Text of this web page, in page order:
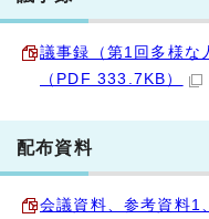
議事録（第1回多様な
（PDF 333.7KB）
配布資料
会議資料、参考資料1